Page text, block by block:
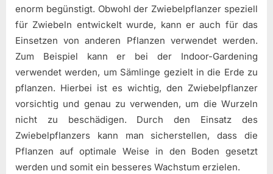
enorm begünstigt. Obwohl der Zwiebelpflanzer speziell
für Zwiebeln entwickelt wurde, kann er auch für das
Einsetzen von anderen Pflanzen verwendet werden.
Zum Beispiel kann er bei der Indoor-Gardening
verwendet werden, um Sämlinge gezielt in die Erde zu
pflanzen. Hierbei ist es wichtig, den Zwiebelpflanzer
vorsichtig und genau zu verwenden, um die Wurzeln
nicht zu beschädigen. Durch den Einsatz des
Zwiebelpflanzers kann man sicherstellen, dass die
Pflanzen auf optimale Weise in den Boden gesetzt
werden und somit ein besseres Wachstum erzielen.